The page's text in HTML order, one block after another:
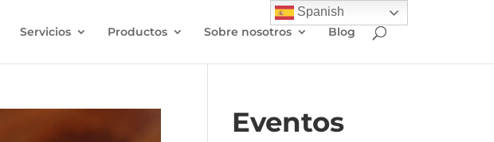
Servicios Productos Sobre nosotros Blog
Eventos
Spanish